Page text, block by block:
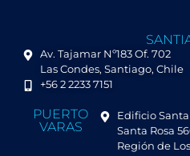
Av. Tajamar Nº183 Of. 702
Las Condes, Santiago, Chile
+56 2 2233 7151
PUERTO
VARAS
Edificio Santa
Santa Rosa
Región de